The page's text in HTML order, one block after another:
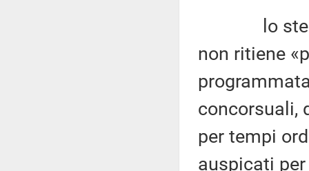
lo stesso
non ritiene
concorsuali,
per tempi
auspicati